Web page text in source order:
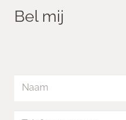
Bel mij